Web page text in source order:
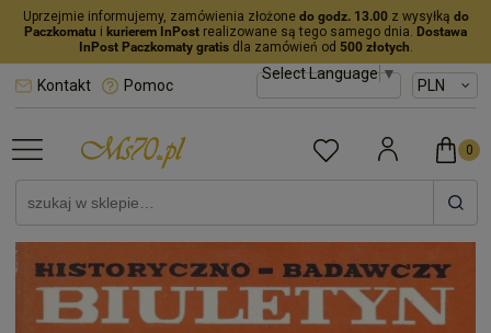
Uprzejmie informujemy, zamówienia złożone do godz. 13.00z wysyłką do
Paczkomatu i kurierem InPost realizowane są tego samego dnia. Dostawa
InPost Paczkomaty gratisdla zamówień od 500 złotych.
Select Language▼
Kontakt Pomoc